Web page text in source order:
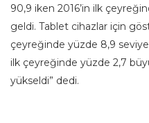
90,9 iken 2016’in ilk
geldi. Tablet cihazlar için
çeyreğinde yüzde 8,9
ilk çeyreğinde yüzde 2,7
yükseldi” dedi.